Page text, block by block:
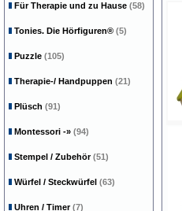
Für Therapie und zu Hause (58)
Tonies. Die Hörfiguren® (5)
Puzzle (105)
Therapie-/ Handpuppen (21)
Plüsch (91)
Montessori -» (94)
Stempel / Zubehör(51)
Würfel / Steckwürfel (63)
Uhren / Timer(7)